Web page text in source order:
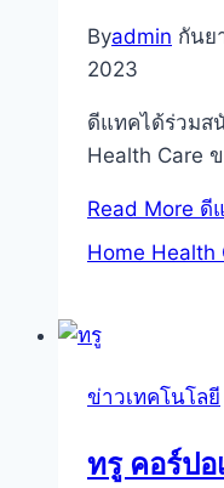
Byadmin กันย
2023
ดีแทคได้ร่วมส
Health Care
Read More ดี
Home Health
ข่าวเทคโนโลยี
ทรู คอร์ปอ